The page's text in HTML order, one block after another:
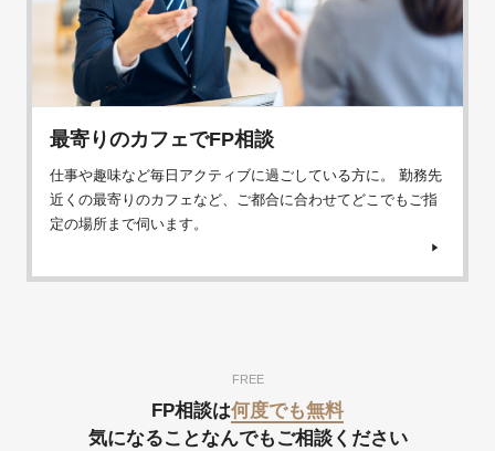
最寄りのカフェでFP相談
仕事や趣味など毎日アクティブに過ごしている方に。 勤務先
近くの最寄りのカフェなど、ご都合に合わせてどこでもご指
定の場所まで伺います。
FREE
FP相談は何度でも無料
気になることなんでもご相談ください